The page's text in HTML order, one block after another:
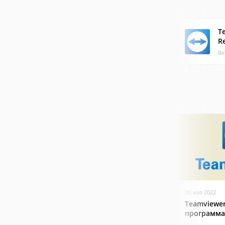
30 мая 2022
программа